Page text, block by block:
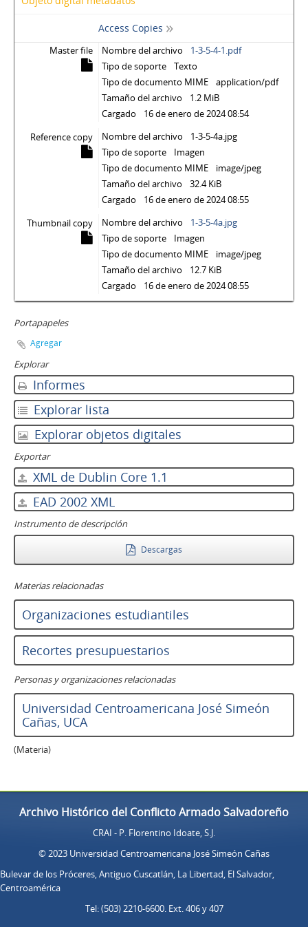
Access Copies
Master file Nombre del archivo
1-3-5-4-1.pdf
Tipo de soporte
Texto
Tipo de documento MIME
application/pdf
Tamaño del archivo
1.2 MiB
Cargado
16 de enero de 2024 08:54
Reference copy
Nombre del archivo
1-3-5-4a.jpg
Tipo de soporte
Imagen
Tipo de documento MIME
image/jpeg
Tamaño del archivo
32.4 KiB
Cargado
16 de enero de 2024 08:55
Thumbnail copy
Nombre del archivo
1-3-5-4a.jpg
Tipo de soporte
Imagen
Tipo de documento MIME
image/jpeg
Tamaño del archivo
12.7 KiB
Cargado
16 de enero de 2024 08:55
Portapapeles
Agregar
Explorar
Informes
Explorar lista
Explorar objetos digitales
Exportar
XML de Dublin Core 1.1
EAD 2002 XML
Instrumento de descripción
Descargas
Materias relacionadas
Organizaciones estudiantiles
Recortes presupuestarios
Personas y organizaciones relacionadas
Universidad Centroamericana José Simeón
Cañas, UCA
(Materia)
Archivo Histórico del Conflicto Armado Salvadoreño
CRAI - P. Florentino Idoate, S.J.
© 2023 Universidad Centroamericana José Simeón Cañas
Bulevar de los Próceres, Antiguo Cuscatlán, La Libertad, El Salvador,
Centroamérica
Tel: (503) 2210-6600. Ext. 406 y 407